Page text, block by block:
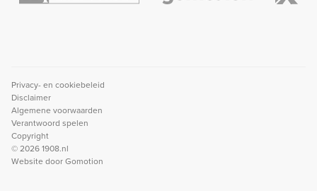
Privacy- en cookiebeleid
Disclaimer
Algemene voorwaarden
Verantwoord spelen
Copyright
© 2026 1908.nl
Website doorGomotion